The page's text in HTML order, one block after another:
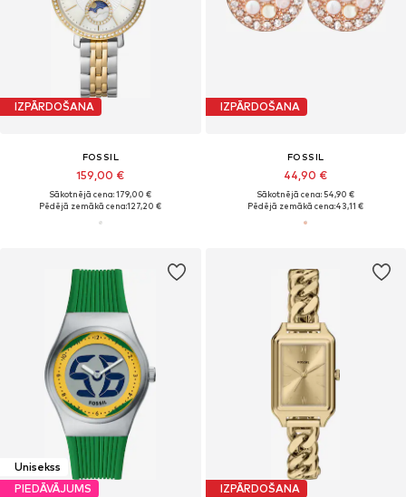
IZPĀRDOŠANA
FOSSIL
159,00 €
Sākotnējā cena: 179,00 €
Pēdējā zemākā cena:127,20 €
IZPĀRDOŠANA
FOSSIL
44,90 €
Sākotnējā cena: 54,90 €
Pēdējā zemākā cena:43,11 €
Unisekss
PIEDĀVĀJUMS
IZPĀRDOŠANA